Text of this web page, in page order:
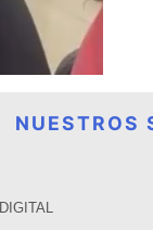
NUESTROS